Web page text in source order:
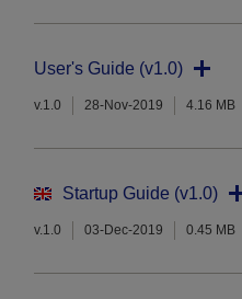
User's Guide (v1.0)
v.1.0 28-Nov-2019 4.16 MB
Startup Guide (v1.0)
v.1.0 03-Dec-2019 0.45 MB